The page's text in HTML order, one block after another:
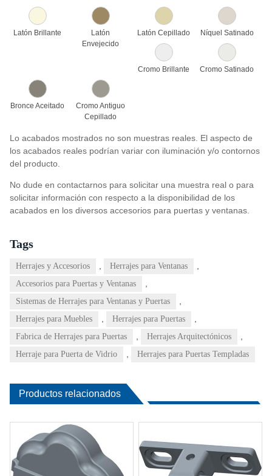
Latón Brillante
Latón
Envejecido
Latón Cepillado Níquel Satinado
Cromo Brillante Cromo Satinado
Bronce Aceitado
Cromo Antiguo
Cepillado
Lo acabados mostrados no son muestras reales. El aspecto de
los acabados reales podrían variar con iluminación y/o contornos
del producto.
No dude en contactarnos para solicitar una muestra real o para
solicitar información con respecto a la disponibilidad de los
acabados en los diversos accesorios para puertas y ventanas.
Tags
Herrajes y Accesorios Herrajes para Ventanas
Accesorios para Puertas y Ventanas
Sistemas de Herrajes para Ventanas y Puertas
Herrajes para Muebles Herrajes para Puertas
Fabrica de Herrajes para Puertas Herrajes Arquitectónicos
Herraje para Puerta de Vidrio Herrajes para Puertas Templadas
Productos relacionados